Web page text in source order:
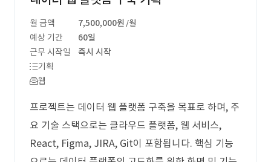
월 금액 7,500,000원 /월
예상 기간
60일
근무 시작일
즉시 시작
기획
웹
프로젝트는 데이터 웹 플랫폼 구축을 목표로 하며, 주
요 기술 스택으로는 클라우드 플랫폼, 웹 서비스,
React, Figma, JIRA, Git이 포함됩니다. 핵심 기능